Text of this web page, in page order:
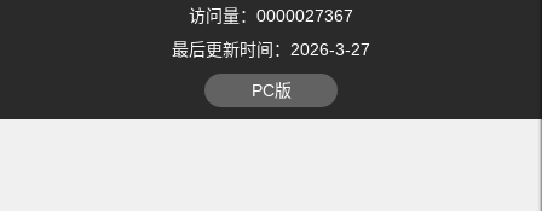
访问量： 0000027367
最后更新时间： 2026-3-27
PC版